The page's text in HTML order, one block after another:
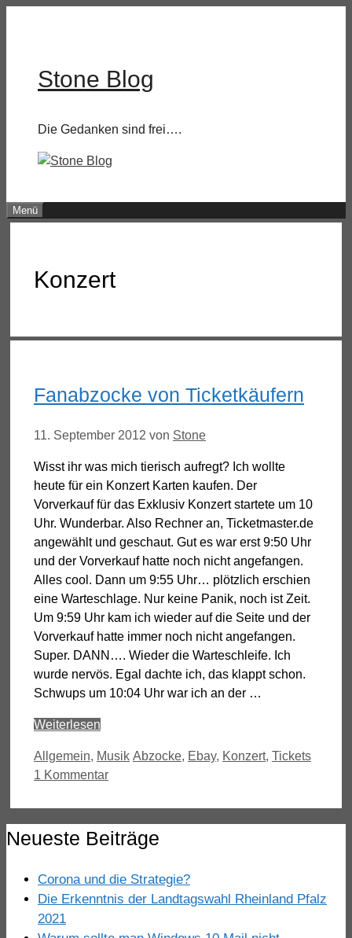
Stone Blog
Die Gedanken sind frei….
Menü
Konzert
Fanabzocke von Ticketkäufern
11. September 2012 von Stone
Wisst ihr was mich tierisch aufregt? Ich wollte
heute für ein Konzert Karten kaufen. Der
Vorverkauf für das Exklusiv Konzert startete um 10
Uhr. Wunderbar. Also Rechner an, Ticketmaster.de
angewählt und geschaut. Gut es war erst 9:50 Uhr
und der Vorverkauf hatte noch nicht angefangen.
Alles cool. Dann um 9:55 Uhr… plötzlich erschien
eine Warteschlage. Nur keine Panik, noch ist Zeit.
Um 9:59 Uhr kam ich wieder auf die Seite und der
Vorverkauf hatte immer noch nicht angefangen.
Super. DANN…. Wieder die Warteschleife. Ich
wurde nervös. Egal dachte ich, das klappt schon.
Schwups um 10:04 Uhr war ich an der …
Weiterlesen
Kategorien
Allgemein, Musik Schlagwörter
Abzocke, Ebay, Konzert, Tickets
1 Kommentar
Neueste Beiträge
Corona und die Strategie?
Die Erkenntnis der Landtagswahl Rheinland Pfalz
2021